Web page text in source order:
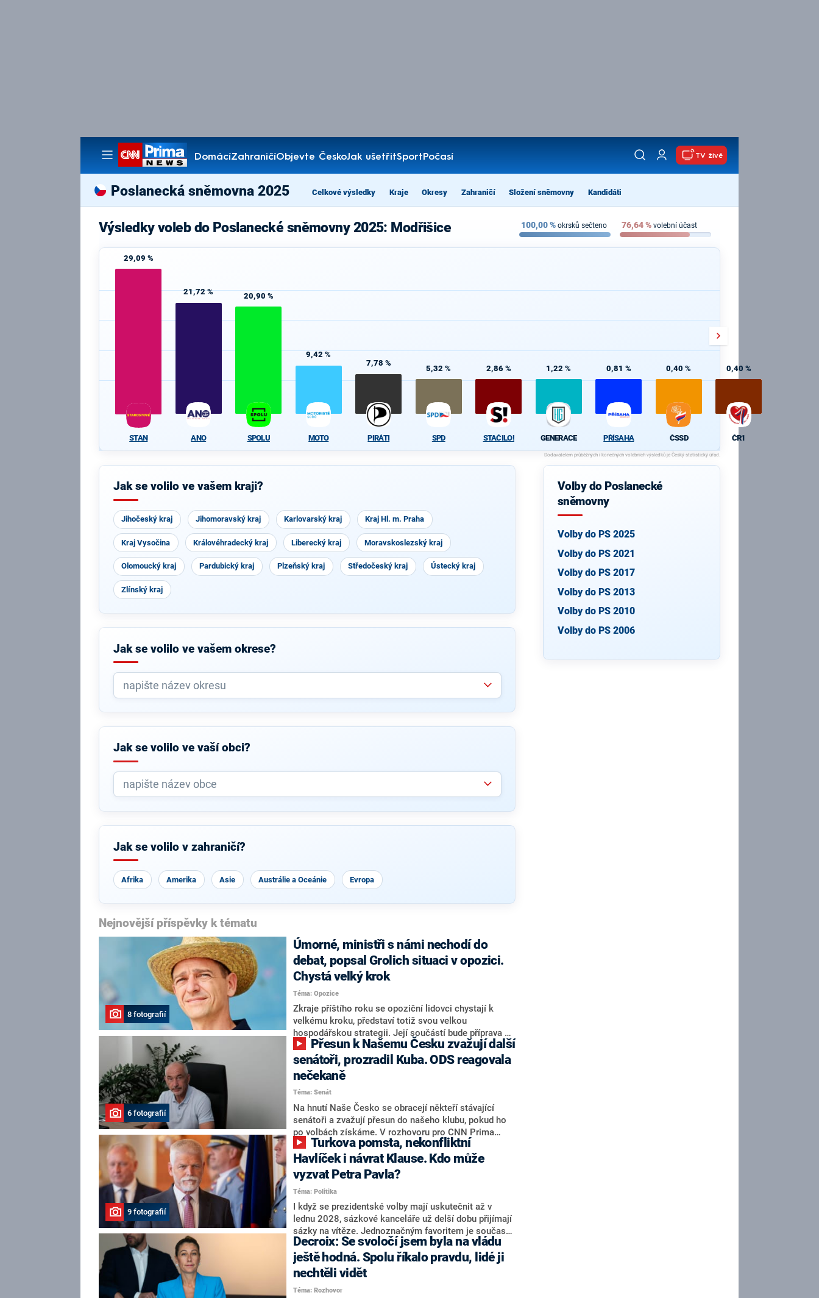
DomácíZahraničíObjevte ČeskoJak ušetřitSportPočasí
Pořady
TV živě
Poslanecká sněmovna 2025 Celkové výsledky Kraje Okresy Zahraničí Složení sněmovny Kandidáti
Výsledky voleb do Poslanecké sněmovny 2025: Modřišice 100,00% okrsků sečteno 76,64% volební účast
29,09 %
STAN
21,72 %
ANO
20,90 %
SPOLU
9,42 %
MOTO
7,78 %
PIRÁTI
5,32 %
SPD
2,86 %
STAČILO!
1,22 %
GENERACE
0,81 %
PŘÍSAHA
0,40 %
ČSSD
0,40 %
ČR1
Jak se volilo ve vašem kraji?
Jihočeský kraj Jihomoravský kraj Karlovarský kraj Kraj Hl. m. Praha
Kraj Vysočina Královéhradecký kraj Liberecký kraj Moravskoslezský kraj
Olomoucký kraj Pardubický kraj Plzeňský kraj Středočeský kraj Ústecký kraj
Zlínský kraj
Jak se volilo ve vašem okrese?
Jak se volilo ve vaší obci?
Jak se volilo v zahraničí?
Afrika Amerika Asie Austrálie a Oceánie Evropa
Nejnovější příspěvky k tématu
8 fotografií
Úmorné, ministři s námi nechodí do
debat, popsal Grolich situaci v opozici.
Chystá velký krok
Téma: Opozice
Zkraje příštího roku se opoziční lidovci chystají k
velkému kroku, představí totiž svou velkou
hospodářskou strategii. Její součástí bude příprava na
stárnutí populace, řekl ve středu na setkání s novináři
nový předseda lidovců Jan Grolich. Ten zároveň v
senátních volbách kandiduje ve Vyškově. Popsal i
aktivitu opozice, o níž vládní strany nebo političtí
komentátoři mluví jako o slabé a v defenzivě. „Je to
úmorná práce upozorňovat na chyby vlády. Ministři s
námi navíc nechodí do debat. Chceme ale ukazovat
svoje témata,“ odpověděl Grolich na dotaz CNN Prima
NEWS.
6 fotografií
senátoři, prozradil Kuba. ODS reagovala
nečekaně
Téma: Senát
Na hnutí Naše Česko se obracejí někteří stávající
senátoři a zvažují přesun do našeho klubu, pokud ho
po volbách získáme. V rozhovoru pro CNN Prima
NEWS to řekl zakladatel hnutí a jihočeský hejtman
Martin Kuba. Konkrétní nebyl, ale získat by takto mohl
například senátora Zdeňka Hrabu, který je dnes
součástí klubu ODS a TOP 09. Hraba to na dotaz
redakce nevyloučil. Předseda klubu senátorů ODS
Zdeněk Nytra redakci řekl, že počítá s odchodem
některých senátorů z klubu a že Naše Česko není
nepřítel, ale soupeř.
9 fotografií
Havlíček i návrat Klause. Kdo může
vyzvat Petra Pavla?
Téma: Politika
I když se prezidentské volby mají uskutečnit až v
lednu 2028, sázkové kanceláře už delší dobu přijímají
sázky na vítěze. Jednoznačným favoritem je současná
hlava státu Petr Pavel. Daleko za ním pak bookmakeři
zmiňují dva výrazné politiky ANO, tedy premiéra
Andreje Babiše a ministra průmyslu Karla Havlíčka.
Oblíbeným tipem samotných sázkařů je poslanec za
Motoristy Filip Turek. Politolog Jan Kubáček nicméně
Decroix: Se svoločí jsem byla na vládu
ještě hodná. Spolu říkalo pravdu, lidé ji
nechtěli vidět
Téma: Rozhovor
Volby do Poslanecké
sněmovny
Volby do PS 2025
Volby do PS 2021
Volby do PS 2017
Volby do PS 2013
Volby do PS 2010
Volby do PS 2006